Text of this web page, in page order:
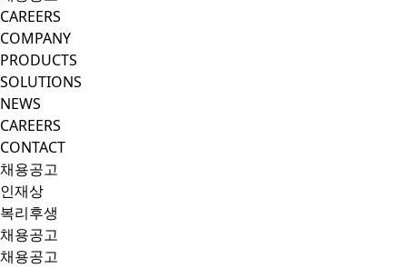
CAREERS
COMPANY
PRODUCTS
SOLUTIONS
NEWS
CAREERS
CONTACT
채용공고
인재상
복리후생
채용공고
채용공고